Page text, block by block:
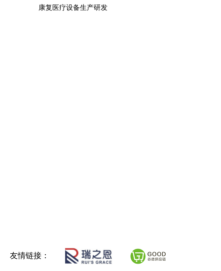
康复医疗设备生产研发
友情链接：